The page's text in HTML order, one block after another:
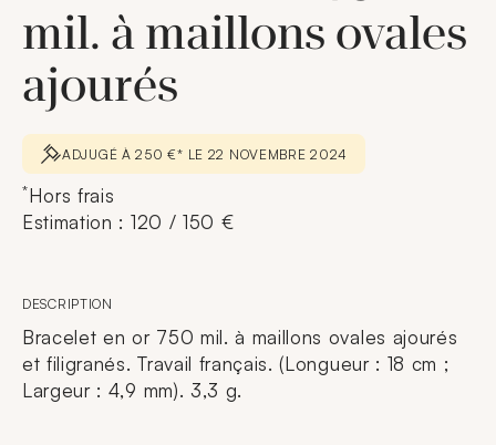
mil. à maillons ovales
ajourés
ADJUGÉ À 250 €* LE 22 NOVEMBRE 2024
*Hors frais
Estimation : 120 / 150 €
DESCRIPTION
Bracelet en or 750 mil. à maillons ovales ajourés
et filigranés. Travail français. (Longueur : 18 cm ;
Largeur : 4,9 mm). 3,3 g.